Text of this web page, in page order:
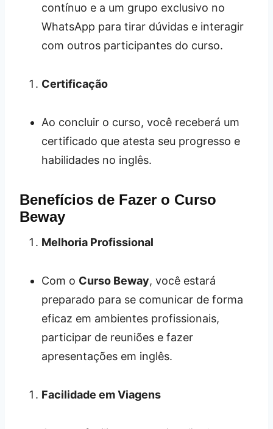
contínuo e a um grupo exclusivo no
WhatsApp para tirar dúvidas e interagir
com outros participantes do curso.
Certificação
Ao concluir o curso, você receberá um
certificado que atesta seu progresso e
habilidades no inglês.
Benefícios de Fazer o Curso
Beway
Melhoria Profissional
Com o Curso Beway, você estará
preparado para se comunicar de forma
eficaz em ambientes profissionais,
participar de reuniões e fazer
apresentações em inglês.
Facilidade em Viagens